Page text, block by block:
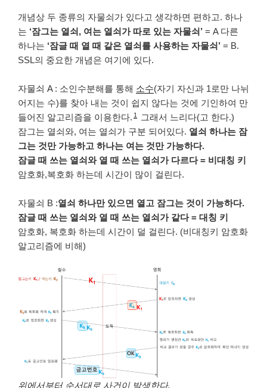
개념상 두 종류의 자물쇠가 있다고 생각하면 편하고. 하나
는 ‘잠그는 열쇠, 여는 열쇠가 따로 있는 자물쇠’ = A 다른
하나는 ‘잠글 때 열 때 같은 열쇠를 사용하는 자물쇠’ = B.
SSL의 중요한 개념은 여기에 있다.
자물쇠 A : 소인수분해를 통해 소수(자기 자신과 1로만 나뉘
어지는 수)를 찾아 내는 것이 쉽지 않다는 것에 기인하여 만
들어진 알고리즘을 이용한다. 1
그래서 느리다(고 한다.)
잠그는 열쇠와, 여는 열쇠가 구분 되어있다. 열쇠 하나는 잠
그는 것만 가능하고 하나는 여는 것만 가능하다.
잠글 때 쓰는 열쇠와 열 때 쓰는 열쇠가 다르다 = 비대칭 키
암호화,복호화 하는데 시간이 많이 걸린다.
자물쇠 B :열쇠 하나만 있으면 열고 잠그는 것이 가능하다.
잠글 때 쓰는 열쇠와 열 때 쓰는 열쇠가 같다 = 대칭 키
암호화, 복호화 하는데 시간이 덜 걸린다. (비대칭키 암호화
알고리즘에 비해)
위에서부터 순서대로 사건이 발생한다.